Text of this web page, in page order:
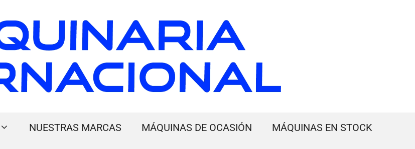
NUESTRAS MARCAS MÁQUINAS DE OCASIÓN MÁQUINAS EN STOCK